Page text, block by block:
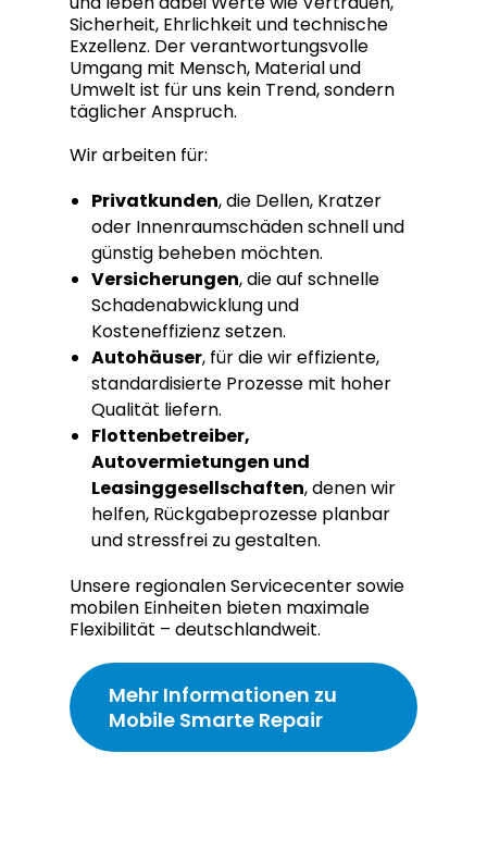
Sicherheit, Ehrlichkeit und technische
Exzellenz. Der verantwortungsvolle
Umgang mit Mensch, Material und
Umwelt ist für uns kein Trend, sondern
täglicher Anspruch.
Wir arbeiten für:
Privatkunden, die Dellen, Kratzer
oder Innenraumschäden schnell und
günstig beheben möchten.
Versicherungen, die auf schnelle
Schadenabwicklung und
Kosteneffizienz setzen.
Autohäuser, für die wir effiziente,
standardisierte Prozesse mit hoher
Qualität liefern.
Flottenbetreiber,
Autovermietungen und
Leasinggesellschaften, denen wir
helfen, Rückgabeprozesse planbar
und stressfrei zu gestalten.
Unsere regionalen Servicecenter sowie
mobilen Einheiten bieten maximale
Flexibilität – deutschlandweit.
Mehr Informationen zu
Mobile Smarte Repair